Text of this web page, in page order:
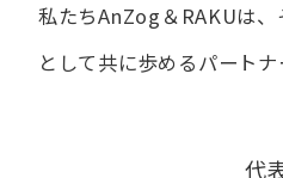
私たちAnZog＆RAKUは、​
と​して共に​歩める​パートナ
代